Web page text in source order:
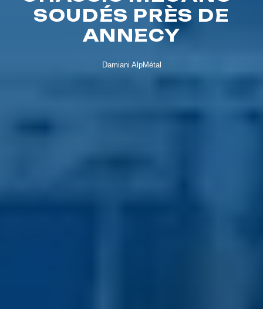
SOUDÉS PRÈS DE
ANNECY
Damiani AlpMétal